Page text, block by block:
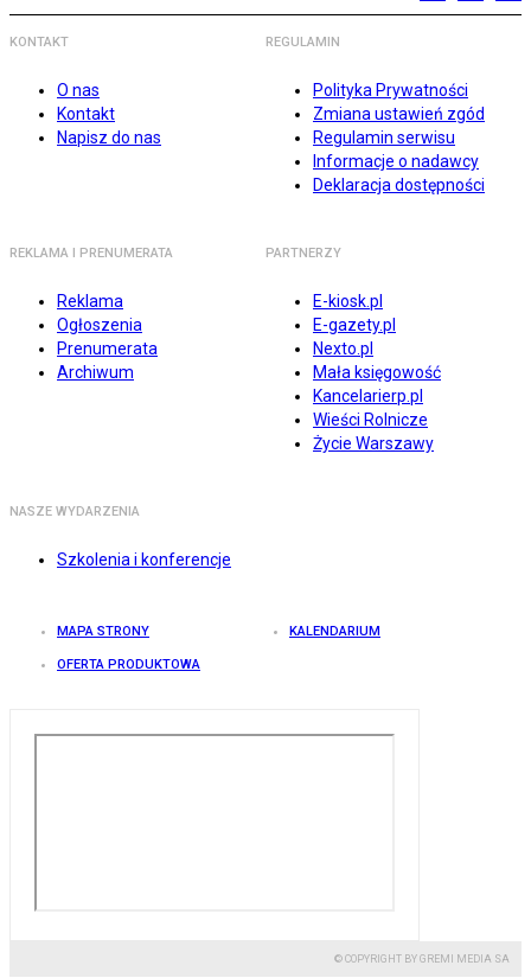
KONTAKT
O nas
Kontakt
Napisz do nas
REGULAMIN
Polityka Prywatności
Zmiana ustawień zgód
Regulamin serwisu
Informacje o nadawcy
Deklaracja dostępności
REKLAMA I PRENUMERATA
Reklama
Ogłoszenia
Prenumerata
Archiwum
PARTNERZY
E-kiosk.pl
E-gazety.pl
Nexto.pl
Mała księgowość
Kancelarierp.pl
Wieści Rolnicze
Życie Warszawy
NASZE WYDARZENIA
Szkolenia i konferencje
MAPA STRONY KALENDARIUM
OFERTA PRODUKTOWA
© COPYRIGHT BY GREMI MEDIA SA